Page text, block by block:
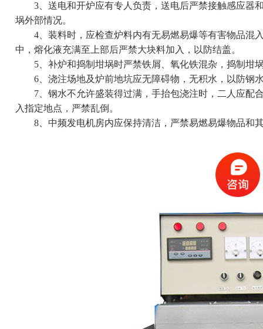
3、送电和开炉应有专人负责，送电后严禁接触感应器
埚外部情况。
4、装料时，应检查炉料内有无易燃易爆等有害物品混
中，熔化液充满至上部后严禁大块料加入，以防结盖。
5、补炉和捣制坩埚时严禁铁屑、氧化铁混杂，捣制坩
6、浇注场地及炉前地坑应无障碍物，无积水，以防钢
7、钢水不允许盛装得过满，手抬包浇注时，二人应配
入指定地点，严禁乱倒。
8、中频发电机房内应保持清洁，严禁易燃易爆物品和